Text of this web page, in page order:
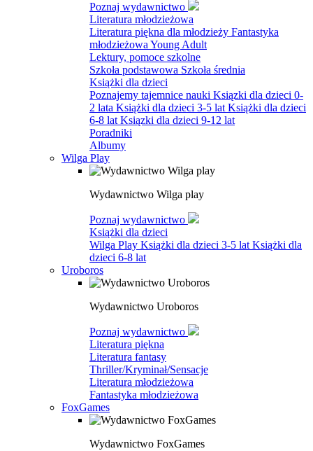
Poznaj wydawnictwo
Literatura młodzieżowa
Literatura piękna dla młodzieży Fantastyka
młodzieżowa Young Adult
Lektury, pomoce szkolne
Szkoła podstawowa Szkoła średnia
Książki dla dzieci
Poznajemy tajemnice nauki Ksiązki dla dzieci 0-
2 lata Książki dla dzieci 3-5 lat Książki dla dzieci
6-8 lat Ksiązki dla dzieci 9-12 lat
Poradniki
Albumy
Wilga Play
Wydawnictwo Wilga play
Poznaj wydawnictwo
Książki dla dzieci
Wilga Play Książki dla dzieci 3-5 lat Książki dla
dzieci 6-8 lat
Uroboros
Wydawnictwo Uroboros
Poznaj wydawnictwo
Literatura piękna
Literatura fantasy
Thriller/Kryminał/Sensacje
Literatura młodzieżowa
Fantastyka młodzieżowa
FoxGames
Wydawnictwo FoxGames